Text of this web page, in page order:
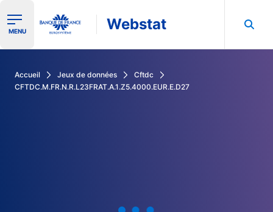
Ouvrir le menu de navigation
MENU Webstat
Accueil Jeux de données
Cftdc
CFTDC.M.FR.N.R.L23FRAT.A.1.Z5.4000.EUR.E.D27